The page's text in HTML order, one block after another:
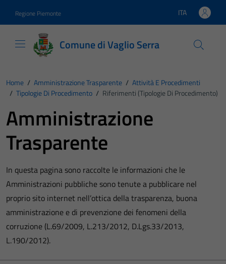
Regione Piemonte Lingua attiva:
ITA
Comune di Vaglio Serra
Home / Amministrazione Trasparente / Attività E Procedimenti
/ Tipologie Di Procedimento / Riferimenti (Tipologie Di Procedimento)
Amministrazione
Trasparente
In questa pagina sono raccolte le informazioni che le
Amministrazioni pubbliche sono tenute a pubblicare nel
proprio sito internet nell’ottica della trasparenza, buona
amministrazione e di prevenzione dei fenomeni della
corruzione (L.69/2009, L.213/2012, D.Lgs.33/2013,
L.190/2012).